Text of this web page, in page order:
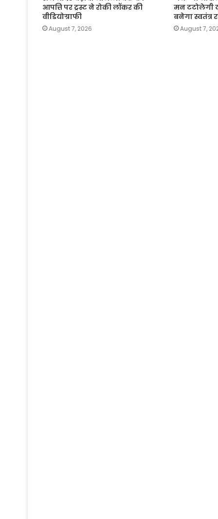
आपत्ति पर ट्रस्ट ने रोकी लॉकर की
वीडियोग्राफी
August 7, 2026
मन टटोलेगी
बनेगा स्वतंत्र
August 7,